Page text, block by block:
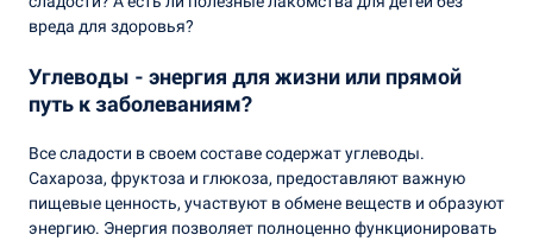
вреда для здоровья?
Углеводы - энергия для жизни или прямой
путь к заболеваниям?
Все сладости в своем составе содержат углеводы.
Сахароза, фруктоза и глюкоза, предоставляют важную
пищевые ценность, участвуют в обмене веществ и образуют
энергию. Энергия позволяет полноценно функционировать